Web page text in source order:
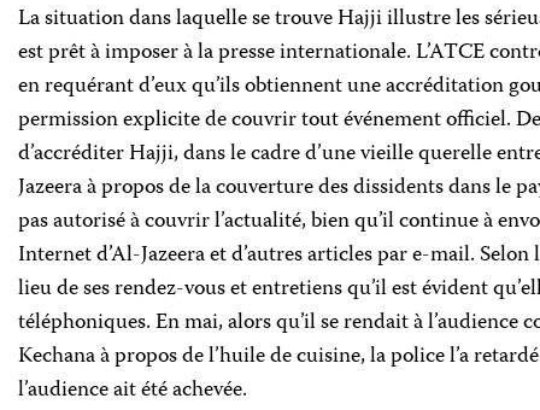
La situation dans laquelle se trouve Hajji illustre les
est prêt à imposer à la presse internationale. L’ATCE
en requérant d’eux qu’ils obtiennent une accréditation
permission explicite de couvrir tout événement officiel.
d’accréditer Hajji, dans le cadre d’une vieille querelle
Jazeera à propos de la couverture des dissidents dans le
pas autorisé à couvrir l’actualité, bien qu’il continue à
Internet d’Al-Jazeera et d’autres articles par e-mail.
lieu de ses rendez-vous et entretiens qu’il est évident
téléphoniques. En mai, alors qu’il se rendait à l’audience
Kechana à propos de l’huile de cuisine, la police l’a
l’audience ait été achevée.